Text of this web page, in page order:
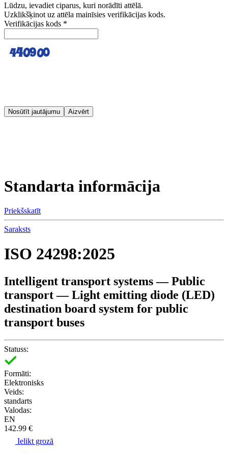
Lūdzu, ievadiet ciparus, kuri norādīti attēlā.
Uzklikšķinot uz attēla mainīsies verifikācijas kods.
Verifikācijas kods *
Nosūtīt jautājumu Aizvērt
Standarta informācija
Priekšskatīt
Saraksts
ISO 24298:2025
Intelligent transport systems — Public
transport — Light emitting diode (LED)
destination board system for public
transport buses
Statuss:
Formāti:
Elektronisks
Veids:
standarts
Valodas:
EN
142.99 €
Ielikt grozā